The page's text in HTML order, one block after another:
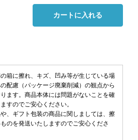
カートに入れる
箱に擦れ、キズ、凹み等が生じている場
配慮（パッケージ廃棄削減）の観点から
ます。商品本体には問題がないことを確
すのでご安心ください。
、ギフト包装の商品に関しましては、擦
のを発送いたしますのでご安心くださ